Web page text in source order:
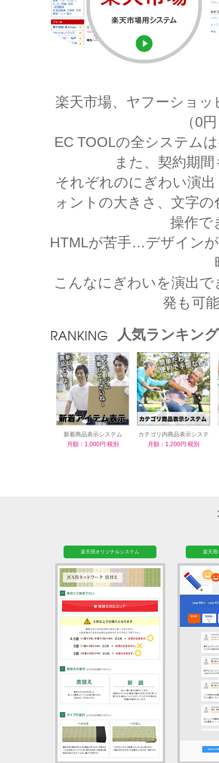
楽天市場、ヤフーショ
（0
EC TOOLの全システム
また、契約期
それぞれのにぎわい演
ォントの大きさ、文字
操作で
HTMLが苦手…デザイン
こんなにぎわいを演出
発も可
人気ランキング
新着商品表示システム
月額：1,000円 税別
カテゴリ内商品表示システ
ム
月額：1,200円 税別
楽天用オリジナルシステム 楽天用